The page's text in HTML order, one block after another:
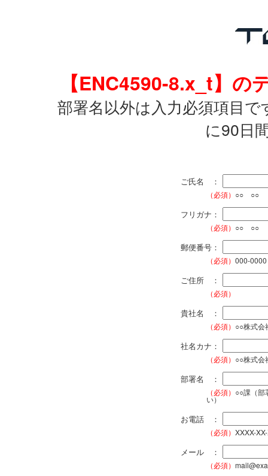
【ENC4590-8.x_t】
部署名以外は入力必須項目
に90日
ご氏名 ：
（必須） ○○ ○○
フリガナ：
（必須） ○○ ○○
郵便番号：
（必須） 000-0000
ご住所 ：
（必須）
貴社名 ：
（必須） ○○株式会
社名カナ：
（必須） ○○株式会
部署名 ：
（必須） ○○課（部
い）
お電話 ：
（必須） XXXX-
メール ：
（必須）